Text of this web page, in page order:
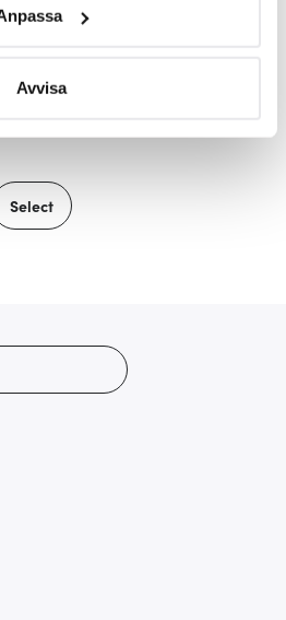
personliga uppgifter
ditt samtycke när som
innehållet och annonserna
vi tror att du tycker om. Det
vår trafik och göra
Avvisa
av våra kunder
Select